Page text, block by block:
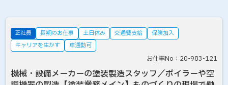
正社員 長期のお仕事 土日休み 交通費支給
保険加入
キャリアを生かす
車通勤可
お仕事No：20-983-121
機械・設備メーカーの塗装製造スタッフ／ボイラーや空